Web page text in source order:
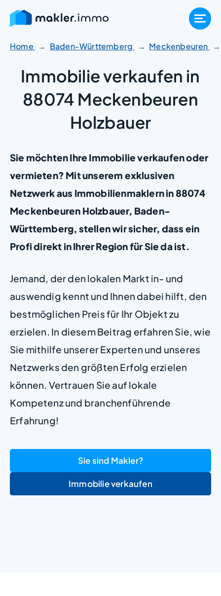
Zum
Inhalt
springen
Home Baden-Württemberg Meckenbeuren
Immobilie verkaufen in
88074 Meckenbeuren
Holzbauer
Sie möchten Ihre Immobilie verkaufen oder
vermieten? Mit unserem exklusiven
Netzwerk aus Immobilienmaklern in 88074
Meckenbeuren Holzbauer, Baden-
Württemberg, stellen wir sicher, dass ein
Profi direkt in Ihrer Region für Sie da ist.
Jemand, der den lokalen Markt in- und
auswendig kennt und Ihnen dabei hilft, den
bestmöglichen Preis für Ihr Objekt zu
erzielen. In diesem Beitrag erfahren Sie, wie
Sie mithilfe unserer Experten und unseres
Netzwerks den größten Erfolg erzielen
können. Vertrauen Sie auf lokale
Kompetenz und branchenführende
Erfahrung!
Sie sind Makler?
Immobilie verkaufen